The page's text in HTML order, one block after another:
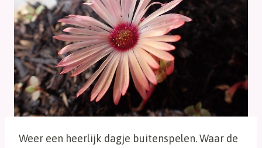
Weer een heerlijk dagje buitenspelen. Waar de